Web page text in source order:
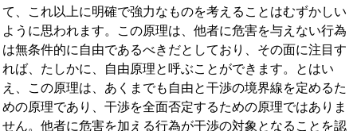
て、これ以上に明確で強力なものを考えることはむずかしい
ように思われます。この原理は、他者に危害を与えない行為
は無条件的に自由であるべきだとしており、その面に注目す
れば、たしかに、自由原理と呼ぶことができます。とはい
え、この原理は、あくまでも自由と干渉の境界線を定めるた
めの原理であり、干渉を全面否定するための原理ではありま
せん。他者に危害を加える行為が干渉の対象となることを認